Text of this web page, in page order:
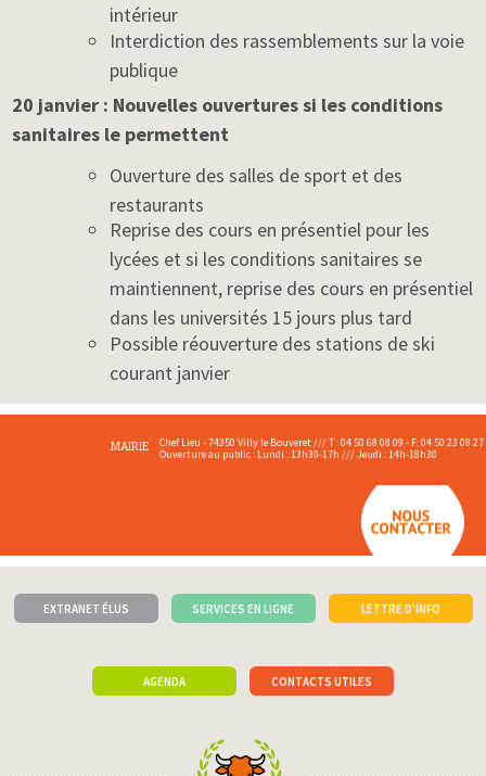
intérieur
Interdiction des rassemblements sur la voie
publique
20 janvier : Nouvelles ouvertures si les conditions
sanitaires le permettent
Ouverture des salles de sport et des
restaurants
Reprise des cours en présentiel pour les
lycées et si les conditions sanitaires se
maintiennent, reprise des cours en présentiel
dans les universités 15 jours plus tard
Possible réouverture des stations de ski
courant janvier
MAIRIE
Chef Lieu - 74350 Villy le Bouveret /// T : 04 50 68 08 09 - F: 04 50 23 08 27
Ouverture au public : Lundi : 13h30-17h /// Jeudi : 14h-18h30
EXTRANET ÉLUS SERVICES EN LIGNE LETTRE D'INFO
AGENDA CONTACTS UTILES